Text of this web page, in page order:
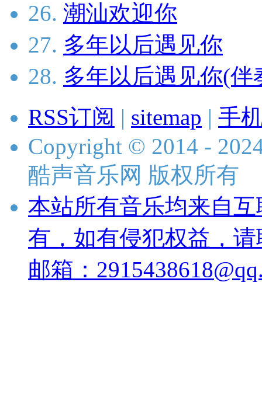
26. 潮汕欢迎你
27. 多年以后遇见你
28. 多年以后遇见你(伴
RSS订阅 | sitemap | 手
Copyright © 2014 -
酷声音乐网 版权所有
本站所有音乐均来自
有，如有侵犯权益，
邮箱：